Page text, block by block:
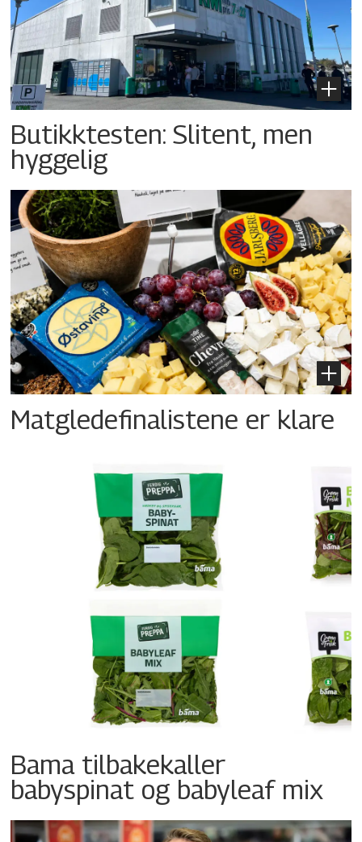
Butikktesten: Slitent, men
hyggelig
Matgledefinalistene er klare
Bama tilbakekaller
babyspinat og babyleaf mix